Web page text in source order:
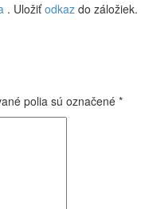
. Uložiťodkaz do záložiek.
polia sú označené *